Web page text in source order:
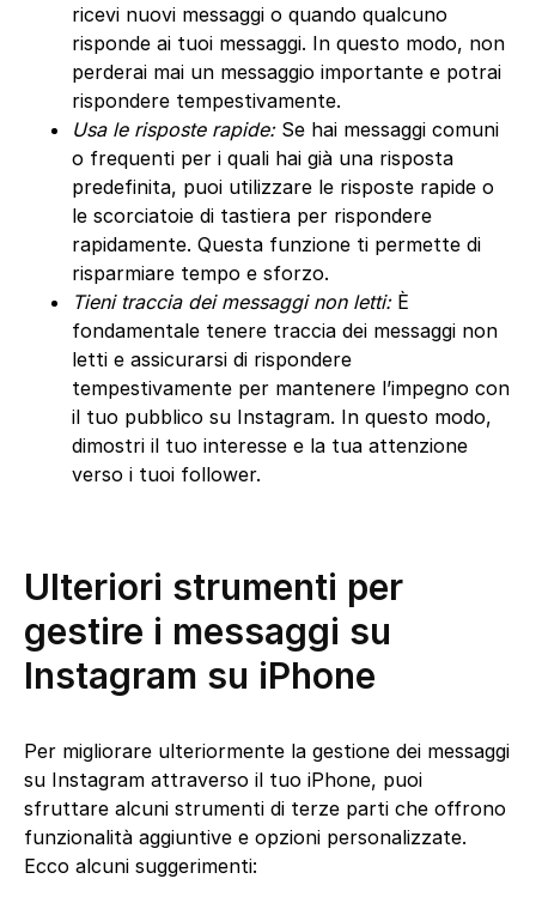
ricevi nuovi messaggi o quando qualcuno
risponde ai tuoi messaggi. In questo modo, non
perderai mai un messaggio importante e potrai
rispondere tempestivamente.
Usa le risposte rapide:Se hai messaggi comuni
o frequenti per i quali hai già una risposta
predefinita, puoi utilizzare le risposte rapide o
le scorciatoie di tastiera per rispondere
rapidamente. Questa funzione ti permette di
risparmiare tempo e sforzo.
Tieni traccia dei messaggi non letti:È
fondamentale tenere traccia dei messaggi non
letti e assicurarsi di rispondere
tempestivamente per mantenere l’impegno con
il tuo pubblico su Instagram. In questo modo,
dimostri il tuo interesse e la tua attenzione
verso i tuoi follower.
Ulteriori strumenti per
gestire i messaggi su
Instagram su iPhone
Per migliorare ulteriormente la gestione dei messaggi
su Instagram attraverso il tuo iPhone, puoi
sfruttare alcuni strumenti di terze parti che offrono
funzionalità aggiuntive e opzioni personalizzate.
Ecco alcuni suggerimenti: